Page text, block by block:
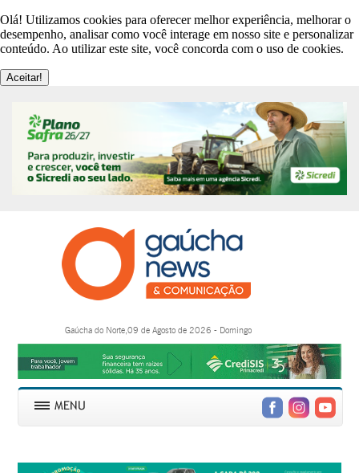
Olá! Utilizamos cookies para oferecer melhor experiência, melhorar o
desempenho, analisar como você interage em nosso site e personalizar
conteúdo. Ao utilizar este site, você concorda com o uso de cookies.
Aceitar!
Gaúcha do Norte,09 de Agosto de 2026 - Domingo